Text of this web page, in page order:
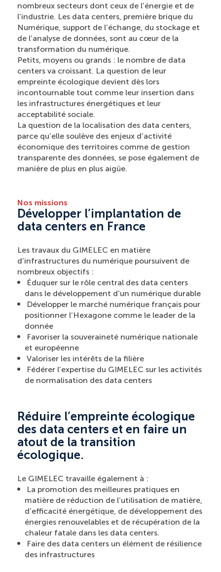
nombreux secteurs dont ceux de l’énergie et de
l’industrie. Les data centers, première brique du
Numérique, support de l’échange, du stockage et
de l’analyse de données, sont au cœur de la
transformation du numérique.
Petits, moyens ou grands : le nombre de data
centers va croissant. La question de leur
empreinte écologique devient dès lors
incontournable tout comme leur insertion dans
les infrastructures énergétiques et leur
acceptabilité sociale.
La question de la localisation des data centers,
parce qu’elle soulève des enjeux d’activité
économique des territoires comme de gestion
transparente des données, se pose également de
manière de plus en plus aigüe.
Nos missions
Développer l’implantation de
data centers en France
Les travaux du GIMELEC en matière
d’infrastructures du numérique poursuivent de
nombreux objectifs :
Éduquer sur le rôle central des data centers
dans le développement d’un numérique durable
Développer le marché numérique français pour
positionner l’Hexagone comme le leader de la
donnée
Favoriser la souveraineté numérique nationale
et européenne
Valoriser les intérêts de la filière
Fédérer l’expertise du GIMELEC sur les activités
de normalisation des data centers
Réduire l’empreinte écologique
des data centers et en faire un
atout de la transition
écologique.
Le GIMELEC travaille également à :
La promotion des meilleures pratiques en
matière de réduction de l’utilisation de matière,
d’efficacité énergétique, de développement des
énergies renouvelables et de récupération de la
chaleur fatale dans les data centers.
Faire des data centers un élément de résilience
des infrastructures